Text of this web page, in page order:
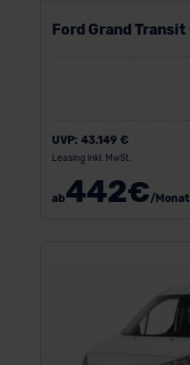
Ford Grand
UVP: 43.149 €
Leasing inkl. MwSt.
ab442€/Monat